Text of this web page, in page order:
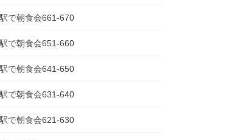
で朝食会661-670
で朝食会651-660
で朝食会641-650
で朝食会631-640
で朝食会621-630